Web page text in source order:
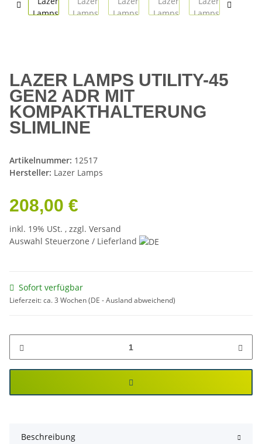
LAZER LAMPS UTILITY-45
GEN2 ADR MIT
KOMPAKTHALTERUNG
SLIMLINE
Artikelnummer: 12517
Hersteller: Lazer Lamps
208,00 €
inkl. 19% USt. , zzgl. Versand
Auswahl Steuerzone / Lieferland
Sofort verfügbar
Lieferzeit:ca. 3 Wochen(DE - Ausland abweichend)
Beschreibung